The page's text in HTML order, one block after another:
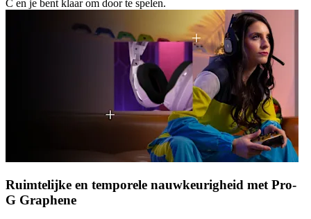
C en je bent klaar om door te spelen.
Ruimtelijke en temporele nauwkeurigheid met Pro-
G Graphene